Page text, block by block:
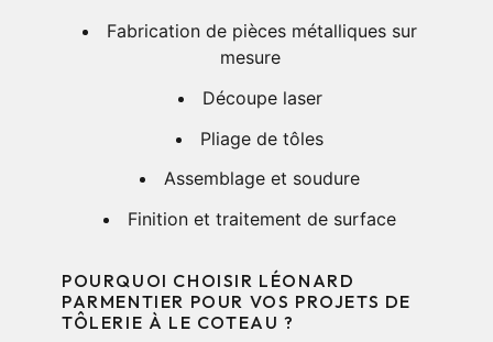
Fabrication de pièces métalliques sur
mesure
Découpe laser
Pliage de tôles
Assemblage et soudure
Finition et traitement de surface
POURQUOI CHOISIR LÉONARD
PARMENTIER POUR VOS PROJETS DE
TÔLERIE À LE COTEAU ?